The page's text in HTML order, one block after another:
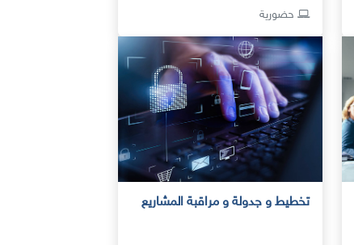
حضورية
تخطيط و جدولة و مراقبة المشاريع